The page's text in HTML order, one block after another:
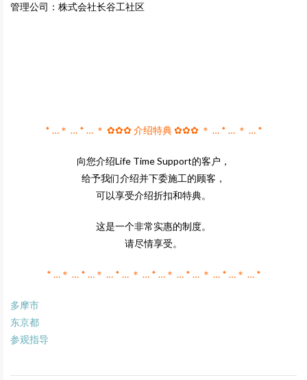
管理公司：株式会社长谷工社区
* …＊ … * … ＊ ✿✿✿ 介绍特典 ✿✿✿ ＊ … * … ＊ … *
向您介绍Life Time Support的客户，
给予我们介绍并下委施工的顾客，
可以享受介绍折扣和特典。
这是一个非常实惠的制度。
请尽情享受。
* …＊ … * …＊ … * … ＊ … * …＊ … * … ＊ … * …＊ … *
多摩市
东京都
参观指导